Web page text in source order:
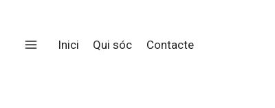
contingut
Inici Qui sóc Contacte